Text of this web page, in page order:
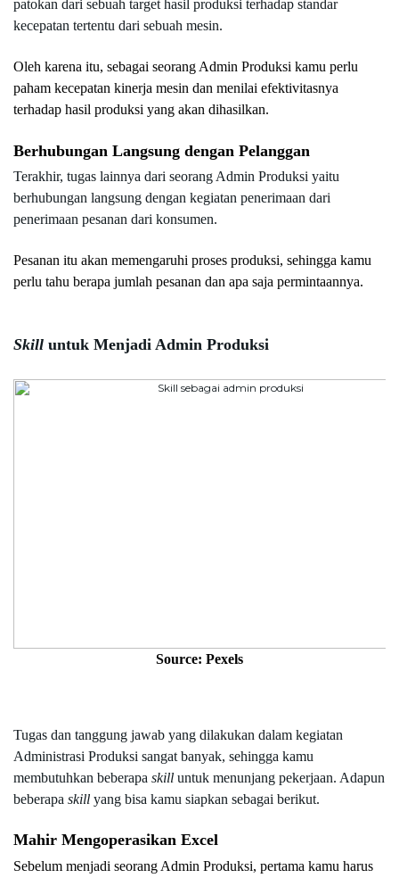
patokan dari sebuah target hasil produksi terhadap standar
kecepatan tertentu dari sebuah mesin.
Oleh karena itu, sebagai seorang Admin Produksi kamu perlu
paham kecepatan kinerja mesin dan menilai efektivitasnya
terhadap hasil produksi yang akan dihasilkan.
Berhubungan Langsung dengan Pelanggan
Terakhir, tugas lainnya dari seorang Admin Produksi yaitu
berhubungan langsung dengan kegiatan penerimaan dari
penerimaan pesanan dari konsumen.
Pesanan itu akan memengaruhi proses produksi, sehingga kamu
perlu tahu berapa jumlah pesanan dan apa saja permintaannya.
Skill untuk Menjadi Admin Produksi
Source: Pexels
Tugas dan tanggung jawab yang dilakukan dalam kegiatan
Administrasi Produksi sangat banyak, sehingga kamu
membutuhkan beberapa skill untuk menunjang pekerjaan. Adapun
beberapa skill yang bisa kamu siapkan sebagai berikut.
Mahir Mengoperasikan Excel
Sebelum menjadi seorang Admin Produksi, pertama kamu harus